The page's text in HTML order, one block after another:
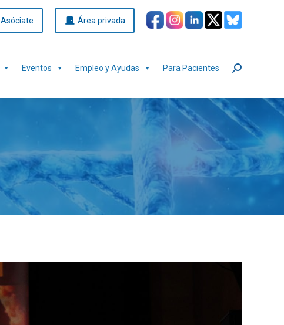
Asóciate Área privada
Eventos Empleo y Ayudas Para Pacientes Buscar: